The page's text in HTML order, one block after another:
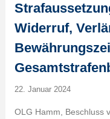
Widerruf,
22. Januar 2024
OLG Hamm, Beschluss